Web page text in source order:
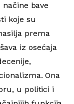
bave
koje su
prema
iz osećaja
Ona
u politici i